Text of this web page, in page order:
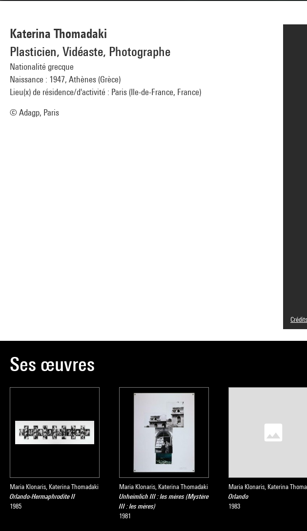
Katerina Thomadaki
Plasticien, Vidéaste, Photographe
Nationalité grecque
Naissance : 1947, Athènes (Grèce)
Lieu(x) de résidence/d'activité : Paris (Ile-de-France, France)
© Adagp, Paris
Crédits
Ses œuvres
Maria Klonaris, Katerina Thomadaki
Orlando-Hermaphrodite II
1985
Maria Klonaris, Katerina Thomadaki
Unheimlich III : les mères (Mystère
III : les mères)
1981
Maria Klonaris, Katerina
Orlando
1983